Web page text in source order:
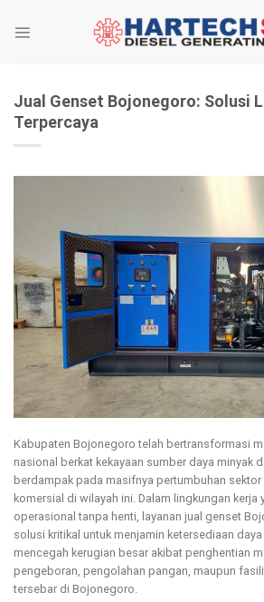
Jual Genset Bojonegoro: Solusi
Terpercaya
Kabupaten Bojonegoro telah bertransformasi
nasional berkat kekayaan sumber daya minyak
berdampak pada masifnya pertumbuhan
komersial di wilayah ini. Dalam lingkungan kerja
operasional tanpa henti, layanan jual genset
solusi kritikal untuk menjamin ketersediaan
mencegah kerugian besar akibat penghentian
pengeboran, pengolahan pangan, maupun
tersebar di Bojonegoro.